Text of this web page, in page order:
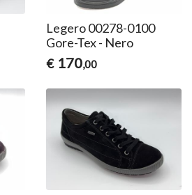
Legero 00278-0100
Gore-Tex - Nero
€ 170,00